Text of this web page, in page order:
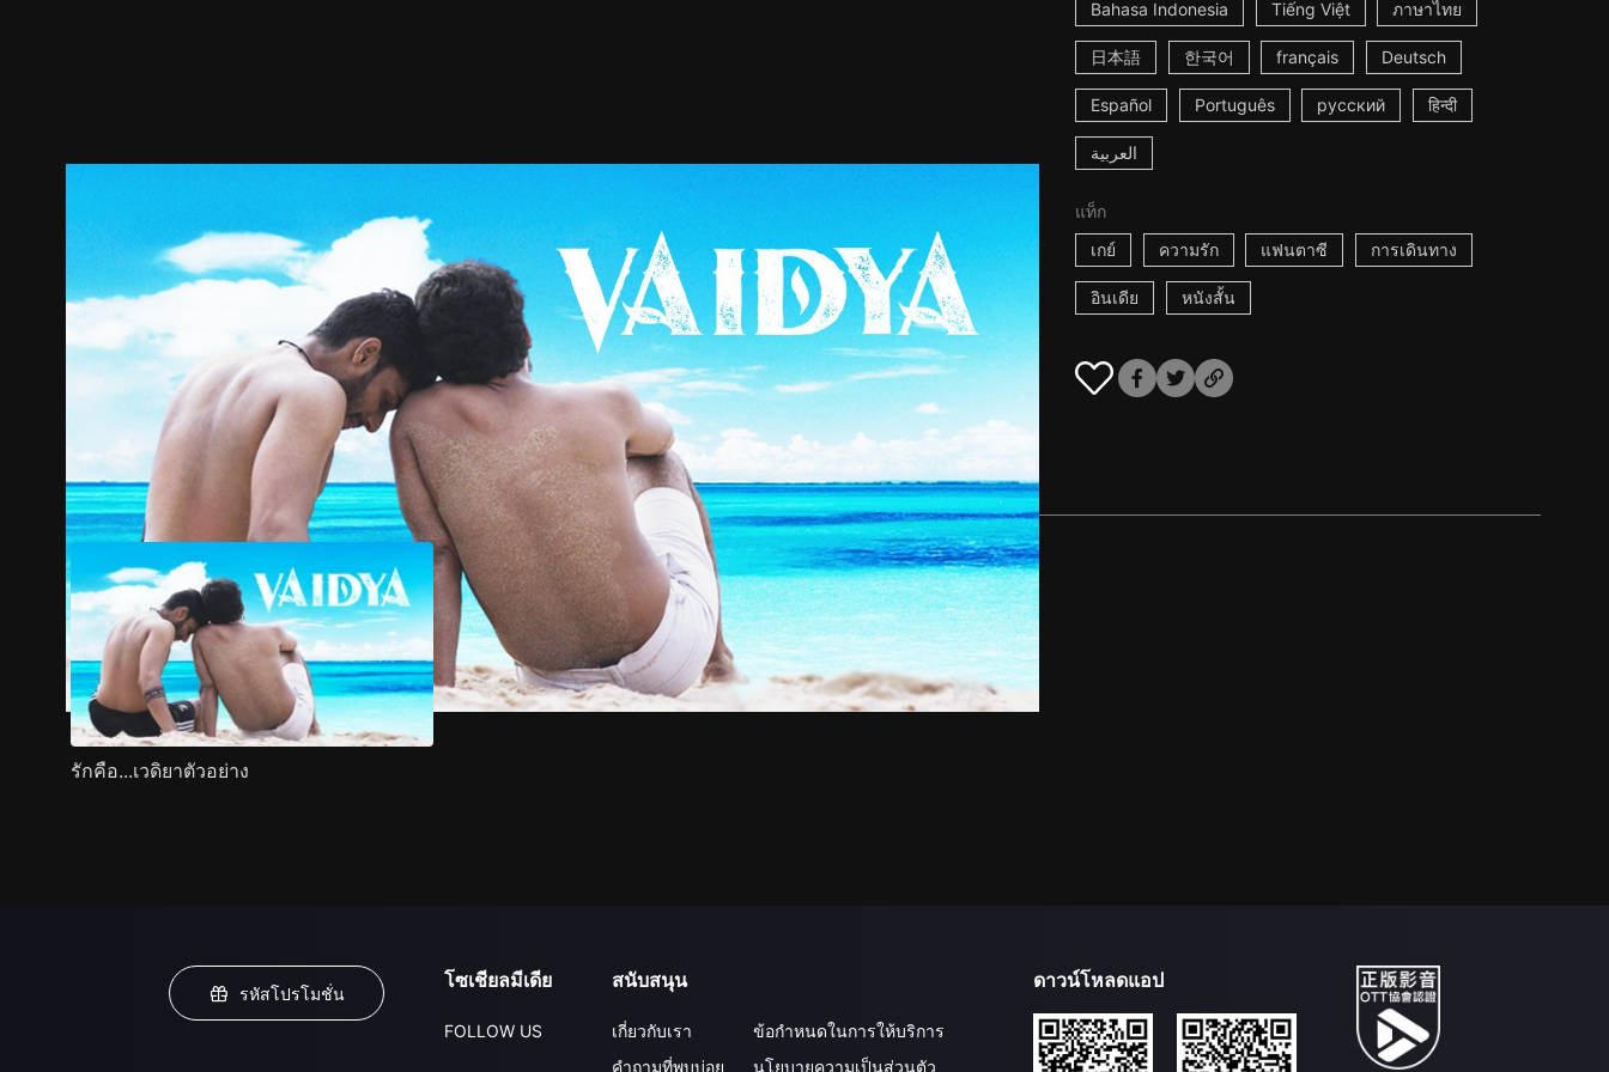
Bahasa Indonesia Tiếng Việt ภาษาไทย
日本語 한국어 français Deutsch
Español Português русский हिन्दी
العربية
แท็ก
เกย์
ความรัก แฟนตาซี การเดินทาง
อินเดีย หนังสั้น
ตัวอย่าง ภาพนิ่ง เนื้อหาที่แนะนำ รายละเอียด
รักคือ...เวดิยาตัวอย่าง
รหัสโปรโมชั่น
โซเชียลมีเดีย
FOLLOW US
สนับสนุน
เกี่ยวกับเรา
คำถามที่พบบ่อย
ข้อกำหนดในการให้บริการ
นโยบายความเป็นส่วนตัว
ดาวน์โหลดแอป